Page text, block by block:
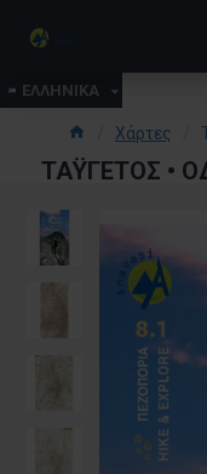
ΕΛΛΗΝΙΚΑ
Χάρτες
ΤΑΫ́ΓΕΤΟΣ •